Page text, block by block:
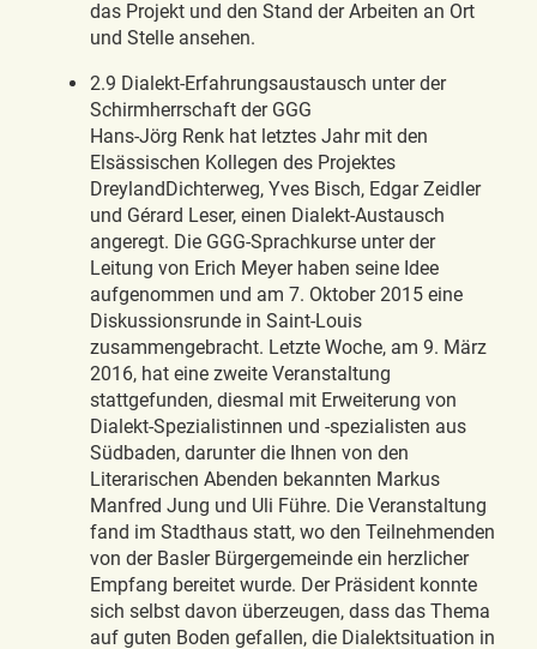
das Projekt und den Stand der Arbeiten an Ort
und Stelle ansehen.
2.9 Dialekt-Erfahrungsaustausch unter der
Schirmherrschaft der GGG
Hans-Jörg Renk hat letztes Jahr mit den
Elsässischen Kollegen des Projektes
DreylandDichterweg, Yves Bisch, Edgar Zeidler
und Gérard Leser, einen Dialekt-Austausch
angeregt. Die GGG-Sprachkurse unter der
Leitung von Erich Meyer haben seine Idee
aufgenommen und am 7. Oktober 2015 eine
Diskussionsrunde in Saint-Louis
zusammengebracht. Letzte Woche, am 9. März
2016, hat eine zweite Veranstaltung
stattgefunden, diesmal mit Erweiterung von
Dialekt-Spezialistinnen und -spezialisten aus
Südbaden, darunter die Ihnen von den
Literarischen Abenden bekannten Markus
Manfred Jung und Uli Führe. Die Veranstaltung
fand im Stadthaus statt, wo den Teilnehmenden
von der Basler Bürgergemeinde ein herzlicher
Empfang bereitet wurde. Der Präsident konnte
sich selbst davon überzeugen, dass das Thema
auf guten Boden gefallen, die Dialektsituation in